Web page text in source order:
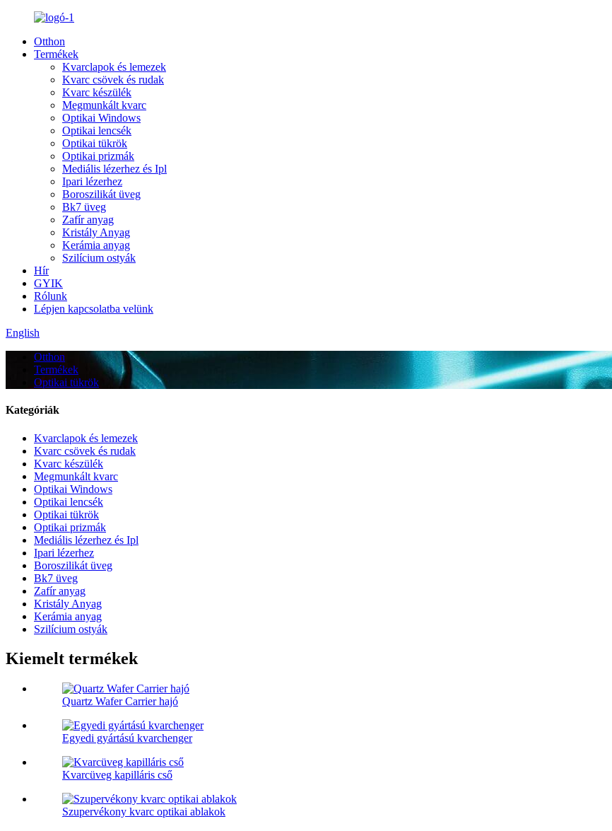
Otthon
Termékek
Kvarclapok és lemezek
Kvarc csövek és rudak
Kvarc készülék
Megmunkált kvarc
Optikai Windows
Optikai lencsék
Optikai tükrök
Optikai prizmák
Mediális lézerhez és Ipl
Ipari lézerhez
Boroszilikát üveg
Bk7 üveg
Zafír anyag
Kristály Anyag
Kerámia anyag
Szilícium ostyák
Hír
GYIK
Rólunk
Lépjen kapcsolatba velünk
English
Otthon
Termékek
Optikai tükrök
Kategóriák
Kvarclapok és lemezek
Kvarc csövek és rudak
Kvarc készülék
Megmunkált kvarc
Optikai Windows
Optikai lencsék
Optikai tükrök
Optikai prizmák
Mediális lézerhez és Ipl
Ipari lézerhez
Boroszilikát üveg
Bk7 üveg
Zafír anyag
Kristály Anyag
Kerámia anyag
Szilícium ostyák
Kiemelt termékek
Quartz Wafer Carrier hajó
Egyedi gyártású kvarchenger
Kvarcüveg kapilláris cső
Szupervékony kvarc optikai ablakok